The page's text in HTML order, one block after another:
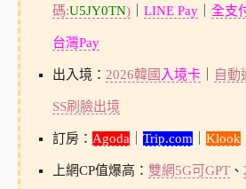
碼:U5JY0TN)｜ LINE Pay｜ 全支
台灣Pay
出入境： 2026韓國 入境卡｜ 自動
SS刷臉出境
訂房： Agoda Trip.com Klook
上網CP值爆高： 雙網5G可GPT、